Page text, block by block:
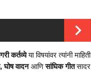
कर्तव्ये या विषयांवर त्यांनी माहिती
,घोष वादन आणि सांघिक गीत सादर